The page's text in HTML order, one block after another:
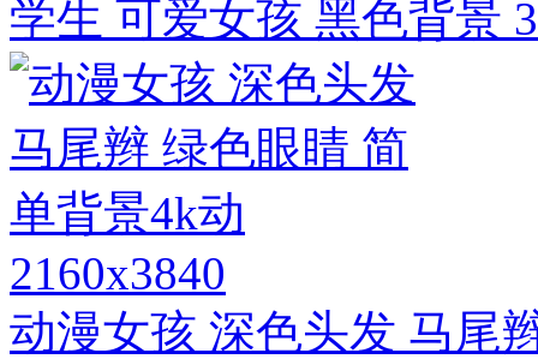
学生 可爱女孩 黑色背景
2160x3840
动漫女孩 深色头发 马尾